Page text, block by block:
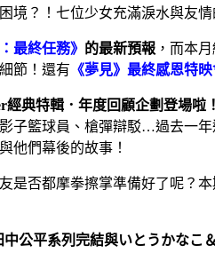
境？！七位少女充滿淚水與友
最終任務》 的最新預報 ，而本
節！還有 《夢見》最終感恩特
經典特輯．年度回顧企劃登場啦！
子籃球員、槍彈辯駁…過去一
他們幕後的故事！
是否都摩拳擦掌準備好了呢？
公平系列完結與いとうかなこ